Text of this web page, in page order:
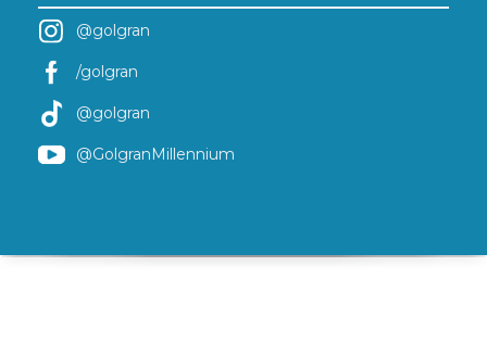
@golgran
/golgran
@golgran
@GolgranMillennium